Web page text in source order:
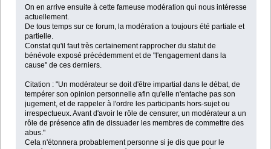
On en arrive ensuite à cette fameuse modération qui nous intéresse
actuellement.
De tous temps sur ce forum, la modération a toujours été partiale et
partielle.
Constat qu'il faut très certainement rapprocher du statut de
bénévole exposé précédemment et de "l'engagement dans la
cause" de ces derniers.
Citation : "Un modérateur se doit d'être impartial dans le débat, de
tempérer son opinion personnelle afin qu'elle n'entache pas son
jugement, et de rappeler à l'ordre les participants hors-sujet ou
irrespectueux. Avant d'avoir le rôle de censurer, un modérateur a un
rôle de présence afin de dissuader les membres de commettre des
abus."
Cela n'étonnera probablement personne si je dis que pour le